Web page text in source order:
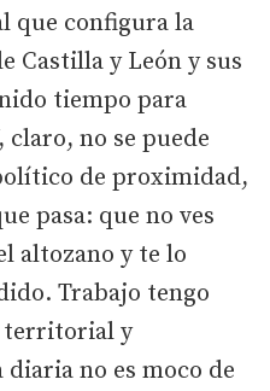
que configura la
Castilla y León y sus
tiempo para
no se puede
de proximidad,
pasa: que no ves
altozano y te lo
Trabajo tengo
territorial y
no es moco de